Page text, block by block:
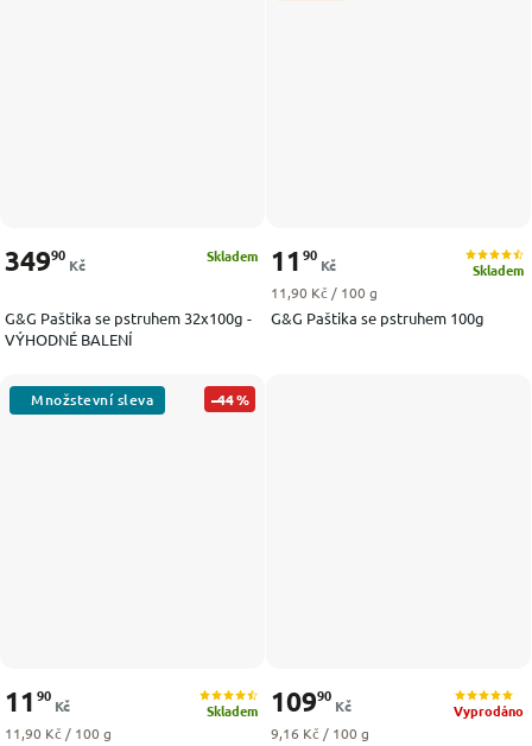
G&G Paštika se pstruhem 32x100g -
VÝHODNÉ BALENÍ
Skladem
34990
Kč
G&G Paštika se pstruhem 100g
Skladem
11 90
Kč
Měrná cena:
11,90 Kč / 100 g
–44 %
Skladem
11 90
Kč
Měrná cena:
11,90 Kč / 100 g
Vyprodáno
10990
Kč
Měrná cena:
9,16 Kč / 100 g